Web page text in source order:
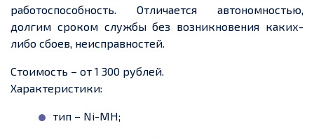
работоспособность. Отличается автономностью,
долгим сроком службы без возникновения каких-
либо сбоев, неисправностей.
Стоимость – от 1 300 рублей.
Характеристики:
тип – Ni-MH;